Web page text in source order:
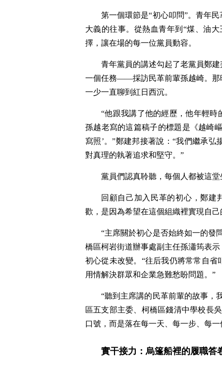
第一個環節是“初心叩問”。青年
大義的往事。從熱血青年到“煤、油
擇，讓在場的每一位黨員動容。
青年黨員的講述勾起了老黨員鄭
一個任務——採訪民革前輩孫越崎。那
一少一直聊到紅日西沉。
“他跟我講了他的經歷，他年輕時
孫越老寫的這篇稿子的標題是《越崎
寫照’。”鄭建邦接著說：“我們繼承
對真理的執著追求和堅守。”
黨員們認真聆聽，每個人都被這
回顧自己加入民革的初心，鄭建
歡，是因為希望在這個組織裡實現自己
“主席關於初心是否始終如一的發
橋區柯岩街道辦事處副主任孫瀟筠表
初心從未改變。“往后我仍將常常自
用情解決群眾和企業急難愁盼問題。”
“聽到主席講的民革前輩的故事，
區五支部主委、柯橋區錢清中學校長
口號，而是落在每一天、每一步、每一
實干接力：烏篷船裡的履職答